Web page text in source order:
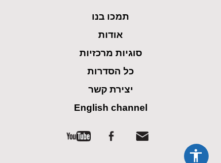
תמכו בנו
אודות
סוגיות מרכזיות
כל הסדרות
יצירת קשר
English channel